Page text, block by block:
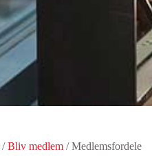
/Bliv medlem /Medlemsfordele